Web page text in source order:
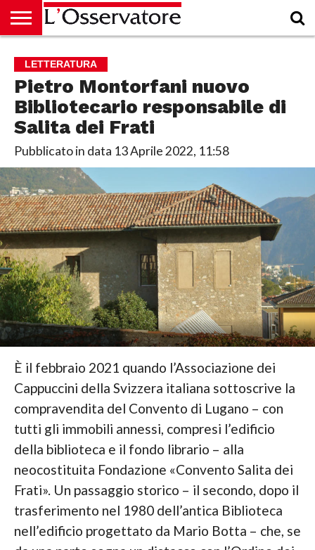
CULTURA
ECONOMIA
RUBRICHE
ARCHIVIO
PODCAST
ABBONAMENTO
CHI
SIAMO
ACCEDI
LETTERATURA
Pietro Montorfani nuovo
Bibliotecario responsabile di
Salita dei Frati
Pubblicato in data 13 Aprile 2022, 11:58
È il febbraio 2021 quando l’Associazione dei
Cappuccini della Svizzera italiana sottoscrive la
compravendita del Convento di Lugano – con
tutti gli immobili annessi, compresi l’edificio
della biblioteca e il fondo librario – alla
neocostituita Fondazione «Convento Salita dei
Frati». Un passaggio storico – il secondo, dopo il
trasferimento nel 1980 dell’antica Biblioteca
nell’edificio progettato da Mario Botta – che, se